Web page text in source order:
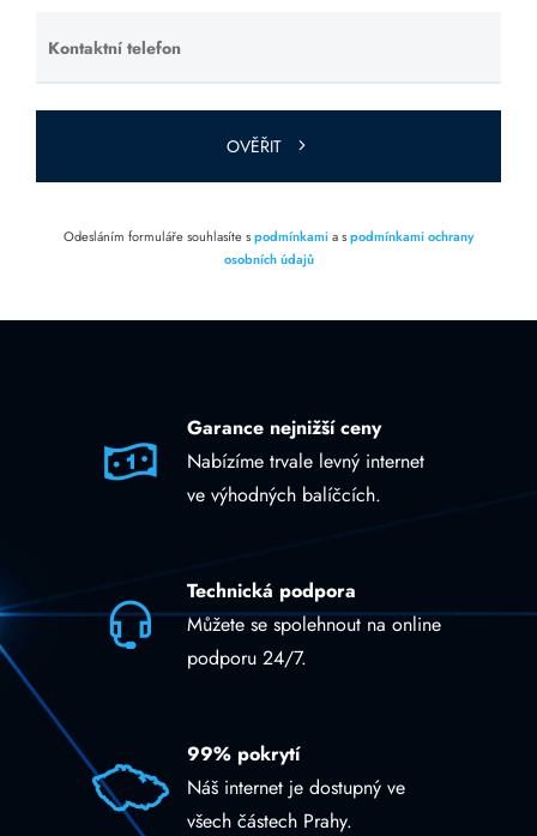
Kontaktní telefon
Ponechte
toto pole
prázdné.
OVĚŘIT
Odesláním formuláře souhlasíte spodmínkamia spodmínkami ochrany
osobních údajů
Garance nejnižší ceny
Nabízíme trvale levný internet
ve výhodných balíčcích.
Technická podpora
Můžete se spolehnout na online
podporu 24/7.
99% pokrytí
Náš internet je dostupný ve
všech částech Prahy.